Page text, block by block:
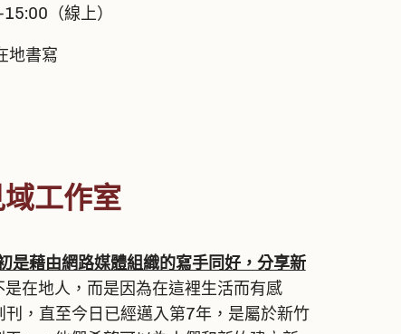
（線上）
地書寫
工作室
是藉由網路媒體組織的寫手同好，分享新
是在地人，而是因為在這裡生活而有感
，直至今日已經邁入第7年，是屬於新竹